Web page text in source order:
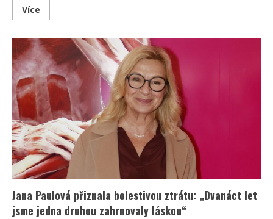
Více
more
Paulová
zaskočila
veřejnost
odhalením
své
situace
v
důchodu.
Dodnes
musí
hrát
v
divadle
Jana Paulová přiznala bolestivou ztrátu: „Dvanáct let
jsme jedna druhou zahrnovaly láskou“